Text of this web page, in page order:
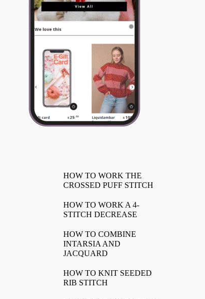
HOW TO WORK THE
CROSSED PUFF STITCH
HOW TO WORK A 4-
STITCH DECREASE
HOW TO COMBINE
INTARSIA AND
JACQUARD
HOW TO KNIT SEEDED
RIB STITCH